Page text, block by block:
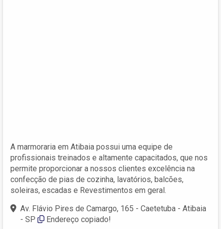
A marmoraria em Atibaia possui uma equipe de
profissionais treinados e altamente capacitados, que nos
permite proporcionar a nossos clientes excelência na
confecção de pias de cozinha, lavatórios, balcões,
soleiras, escadas e Revestimentos em geral.
Av. Flávio Pires de Camargo, 165 - Caetetuba - Atibaia
- SP
Endereço copiado!